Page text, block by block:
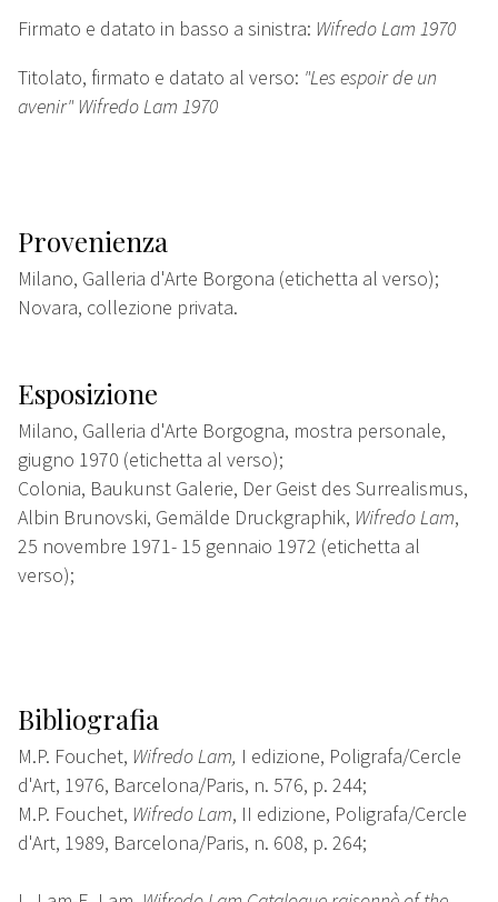
Firmato e datato in basso a sinistra: Wifredo Lam 1970
Titolato, firmato e datato al verso: "Les espoir de un
avenir" Wifredo Lam 1970
Provenienza
Milano, Galleria d'Arte Borgona (etichetta al verso);
Novara, collezione privata.
Esposizione
Milano, Galleria d'Arte Borgogna, mostra personale,
giugno 1970 (etichetta al verso);
Colonia, Baukunst Galerie, Der Geist des Surrealismus,
Albin Brunovski, Gemälde Druckgraphik, WifredoLam,
25 novembre 1971- 15 gennaio 1972 (etichetta al
verso);
Bibliografia
M.P. Fouchet, Wifredo Lam, I edizione, Poligrafa/Cercle
d'Art, 1976, Barcelona/Paris, n. 576, p. 244;
M.P. Fouchet, Wifredo Lam, II edizione, Poligrafa/Cercle
d'Art, 1989, Barcelona/Paris, n. 608, p. 264;